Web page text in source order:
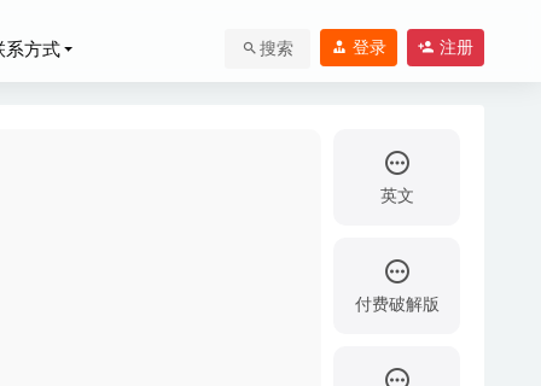
方式 搜索 登录 注册
英文
付费破解版